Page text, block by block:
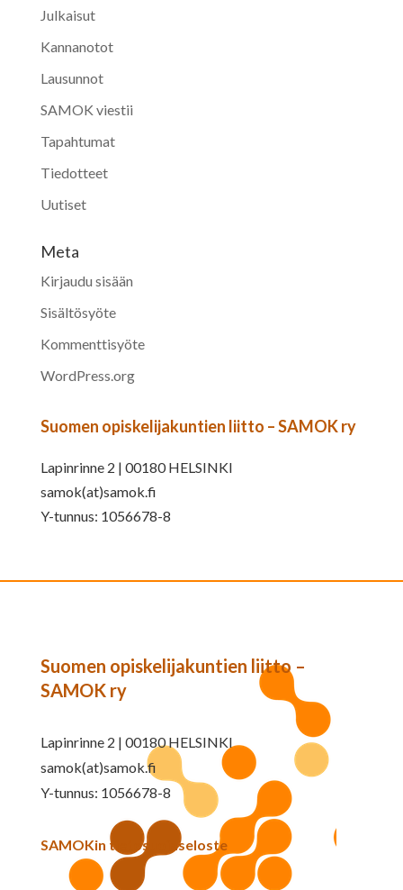
Julkaisut
Kannanotot
Lausunnot
SAMOK viestii
Tapahtumat
Tiedotteet
Uutiset
Meta
Kirjaudu sisään
Sisältösyöte
Kommenttisyöte
WordPress.org
Suomen opiskelijakuntien liitto – SAMOK ry
Lapinrinne 2 | 00180 HELSINKI
samok(at)samok.fi
Y-tunnus: 1056678-8
Suomen opiskelijakuntien liitto –
SAMOK ry
Lapinrinne 2 | 00180 HELSINKI
samok(at)samok.fi
Y-tunnus: 1056678-8
SAMOKin tietosuojaseloste